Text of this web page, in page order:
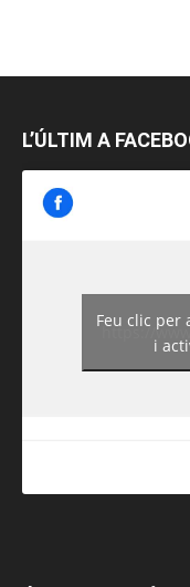
L’ÚLTIM A
https://
Feu clic per
i